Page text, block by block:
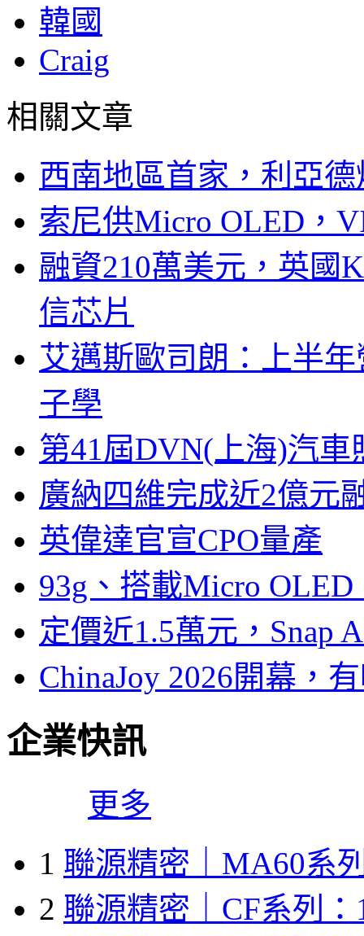
韓國
Craig
相關文章
西南地區首家，利亞
索尼供Micro OLED，
融資210萬美元，英國
信芯片
艾邁斯歐司朗：上半
子學
第41屆DVN(上海)汽
廣納四維完成近2億元
英偉達官宣CPO量產
93g、搭載Micro
定價近1.5萬元，Snap
ChinaJoy 2026開幕，
企業快訊
更多
1 聯源精密｜MA60系
2 聯源精密｜CF系列：